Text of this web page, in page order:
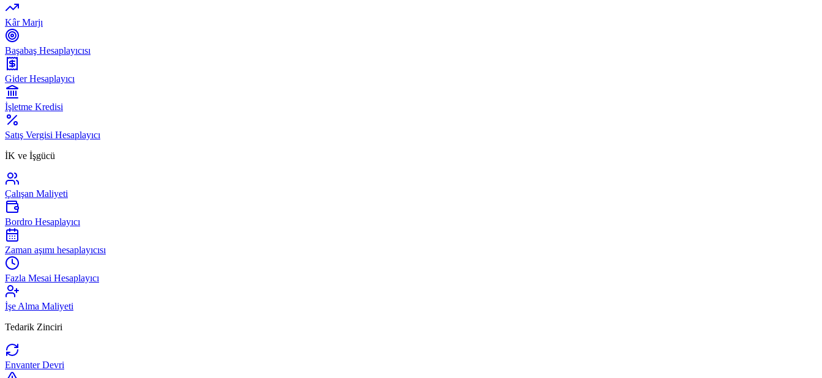
Kâr Marjı
Başabaş Hesaplayıcısı
Gider Hesaplayıcı
İşletme Kredisi
Satış Vergisi Hesaplayıcı
İK ve İşgücü
Çalışan Maliyeti
Bordro Hesaplayıcı
Zaman aşımı hesaplayıcısı
Fazla Mesai Hesaplayıcı
İşe Alma Maliyeti
Tedarik Zinciri
Envanter Devri